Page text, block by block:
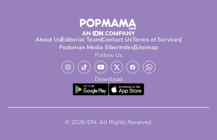
About UsEditorial TeamContact UsTerms of Services
Pedoman Media SiberIndexSitemap
Follow Us
Download
© 2026 IDN. All Rights Reserved.